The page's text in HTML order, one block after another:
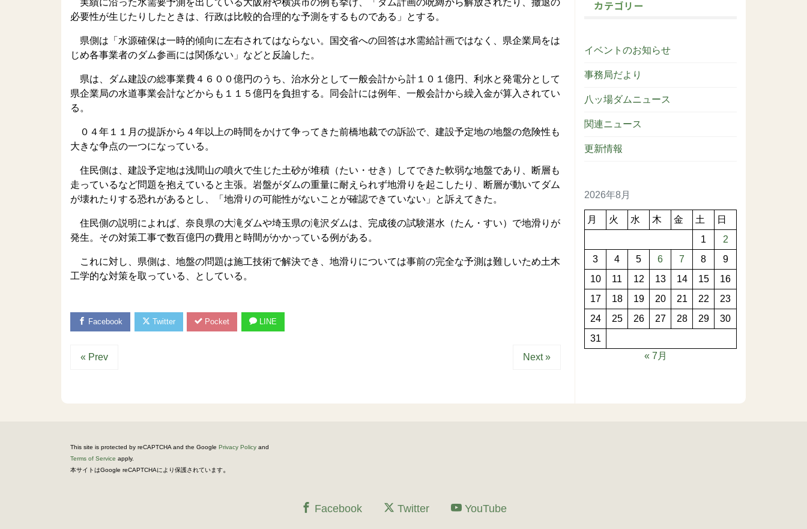
必要性が生じたりしたときは、行政は比較的合理的な予測をするものである」とする。
県側は「水源確保は一時的傾向に左右されてはならない。国交省への回答は水需給計画ではなく、県企業局をは
じめ各事業者のダム参画には関係ない」などと反論した。
県は、ダム建設の総事業費４６００億円のうち、治水分として一般会計から計１０１億円、利水と発電分として
県企業局の水道事業会計などからも１１５億円を負担する。同会計には例年、一般会計から繰入金が算入されてい
る。
０４年１１月の提訴から４年以上の時間をかけて争ってきた前橋地裁での訴訟で、建設予定地の地盤の危険性も
大きな争点の一つになっている。
住民側は、建設予定地は浅間山の噴火で生じた土砂が堆積（たい・せき）してできた軟弱な地盤であり、断層も
走っているなど問題を抱えていると主張。岩盤がダムの重量に耐えられず地滑りを起こしたり、断層が動いてダム
が壊れたりする恐れがあるとし、「地滑りの可能性がないことが確認できていない」と訴えてきた。
住民側の説明によれば、奈良県の大滝ダムや埼玉県の滝沢ダムは、完成後の試験湛水（たん・すい）で地滑りが
発生。その対策工事で数百億円の費用と時間がかかっている例がある。
これに対し、県側は、地盤の問題は施工技術で解決でき、地滑りについては事前の完全な予測は難しいため土木
工学的な対策を取っている、としている。
Facebook Twitter Pocket LINE
« Prev Next »
カテゴリー
イベントのお知らせ
事務局だより
八ッ場ダムニュース
関連ニュース
更新情報
2026年8月
月 火 水 木 金 土
日
1
2
3
4 5 6 7 8
9
10
11 12 13 14 15
16
17
18 19 20 21 22
23
24
25 26 27 28 29
30
31
« 7月
This site is protected by reCAPTCHA and the Google Privacy Policy and
Terms of Service apply.
本サイトはGoogle reCAPTCHAにより保護されています。
Facebook Twitter YouTube